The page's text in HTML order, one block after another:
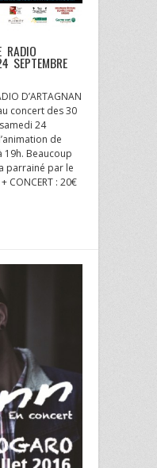
RADIO
SEPTEMBRE
D’ARTAGNAN
concert des 30
24
de
19h. Beaucoup
parrainé par le
CONCERT : 20€